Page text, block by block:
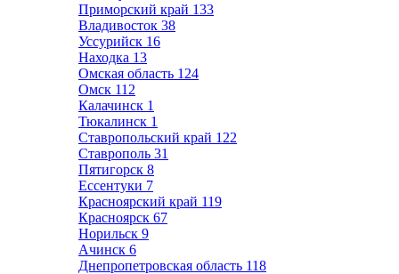
Приморский край 133
Владивосток 38
Уссурийск 16
Находка 13
Омская область 124
Омск 112
Калачинск 1
Тюкалинск 1
Ставропольский край 122
Ставрополь 31
Пятигорск 8
Ессентуки 7
Красноярский край 119
Красноярск 67
Норильск 9
Ачинск 6
Днепропетровская область 118